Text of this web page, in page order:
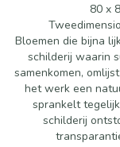
80 x
Bloemen die bijna
schilderij waarin
samenkomen,
het werk een
sprankelt
schilderij